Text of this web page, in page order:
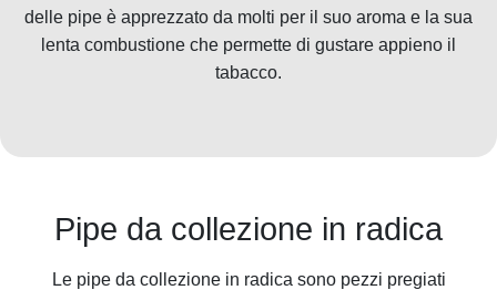
delle pipe è apprezzato da molti per il suo aroma e la sua
lenta combustione che permette di gustare appieno il
tabacco.
Pipe da collezione in radica
Le pipe da collezione in radica sono pezzi pregiati